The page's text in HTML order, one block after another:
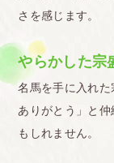
さを感じます。
やらかした宗
名馬を手に入れた
ありがとう」と
もしれません。